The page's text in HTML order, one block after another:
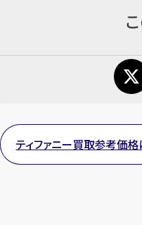
今
まずは お
ティファニー買取参考価格